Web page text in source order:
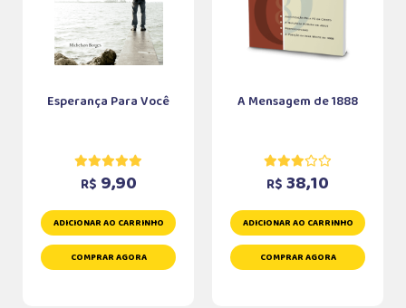
Esperança Para Você
R$ 9,90
ADICIONAR AO CARRINHO
COMPRAR AGORA
A Mensagem de 1888
R$ 38,10
ADICIONAR AO CARRINHO
COMPRAR AGORA